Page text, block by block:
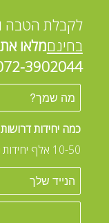
לקבלת הטבה
בחינםמלאו את
3902044
כמה יחידות
10-50 אלף יחידות